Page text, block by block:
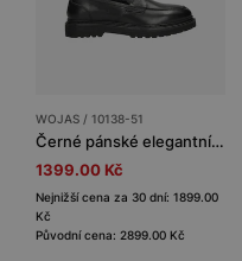
WOJAS / 10138-51
Černé pánské elegantní polobotky z hladké kůže
1399.00 Kč
Nejnižší cena za 30 dní: 1899.00
Kč
Původní cena: 2899.00 Kč